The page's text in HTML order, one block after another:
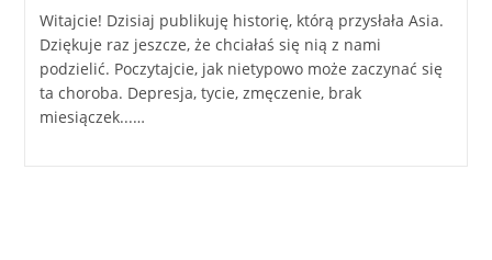
Witajcie! Dzisiaj publikuję historię, którą przysłała Asia.
Dziękuje raz jeszcze, że chciałaś się nią z nami
podzielić. Poczytajcie, jak nietypowo może zaczynać się
ta choroba. Depresja, tycie, zmęczenie, brak
miesiączek...…